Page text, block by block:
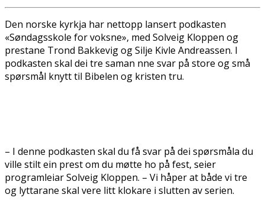
Den norske kyrkja har nettopp lansert podkasten
«Søndagsskole for voksne», med Solveig Kloppen og
prestane Trond Bakkevig og Silje Kivle Andreassen. I
podkasten skal dei tre saman finne svar på store og små
spørsmål knytt til Bibelen og kristen tru.
– I denne podkasten skal du få svar på dei spørsmåla du
ville stilt ein prest om du møtte ho på fest, seier
programleiar Solveig Kloppen. – Vi håper at både vi tre
og lyttarane skal vere litt klokare i slutten av serien.